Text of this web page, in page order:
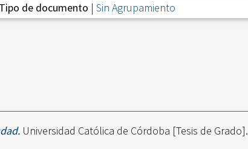
Tipo de documento | Sin Agrupamiento
Universidad Católica de Córdoba [Tesis de Grado].